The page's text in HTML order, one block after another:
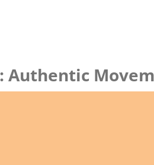
Authentic